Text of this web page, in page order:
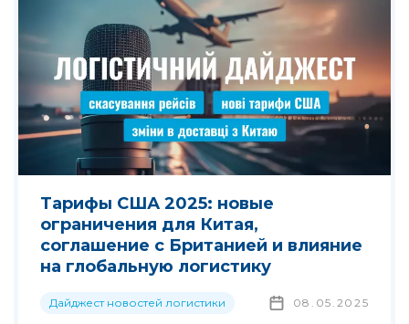
Тарифы США 2025: новые
ограничения для Китая,
соглашение с Британией и влияние
на глобальную логистику
Дайджест новостей логистики 08.05.2025